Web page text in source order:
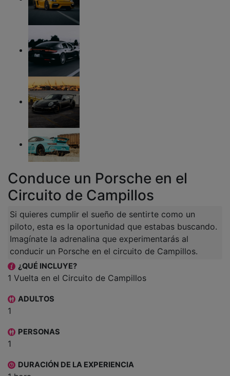
Conduce un Porsche en el
Circuito de Campillos
Si quieres cumplir el sueño de sentirte como un
piloto, esta es la oportunidad que estabas buscando.
Imagínate la adrenalina que experimentarás al
conducir un Porsche en el circuito de Campillos.
¿QUÉ INCLUYE?
1 Vuelta en el Circuito de Campillos
ADULTOS
1
PERSONAS
1
DURACIÓN DE LA EXPERIENCIA